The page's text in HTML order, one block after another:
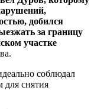
добился
за границу
участке
соблюдал
для снятия